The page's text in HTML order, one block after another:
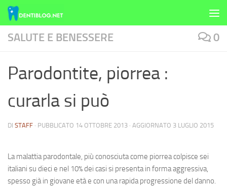
Skip to content
SALUTE E BENESSERE 0
Parodontite, piorrea :
curarla si può
DI STAFF · PUBBLICATO 14 OTTOBRE 2013 · AGGIORNATO 3 LUGLIO 2015
Lamalattia parodontale, più conosciuta come piorrea colpisce sei
italiani su dieci e nel 10% dei casi si presenta in forma aggressiva,
spesso già in giovane età e con una rapida progressione del danno.